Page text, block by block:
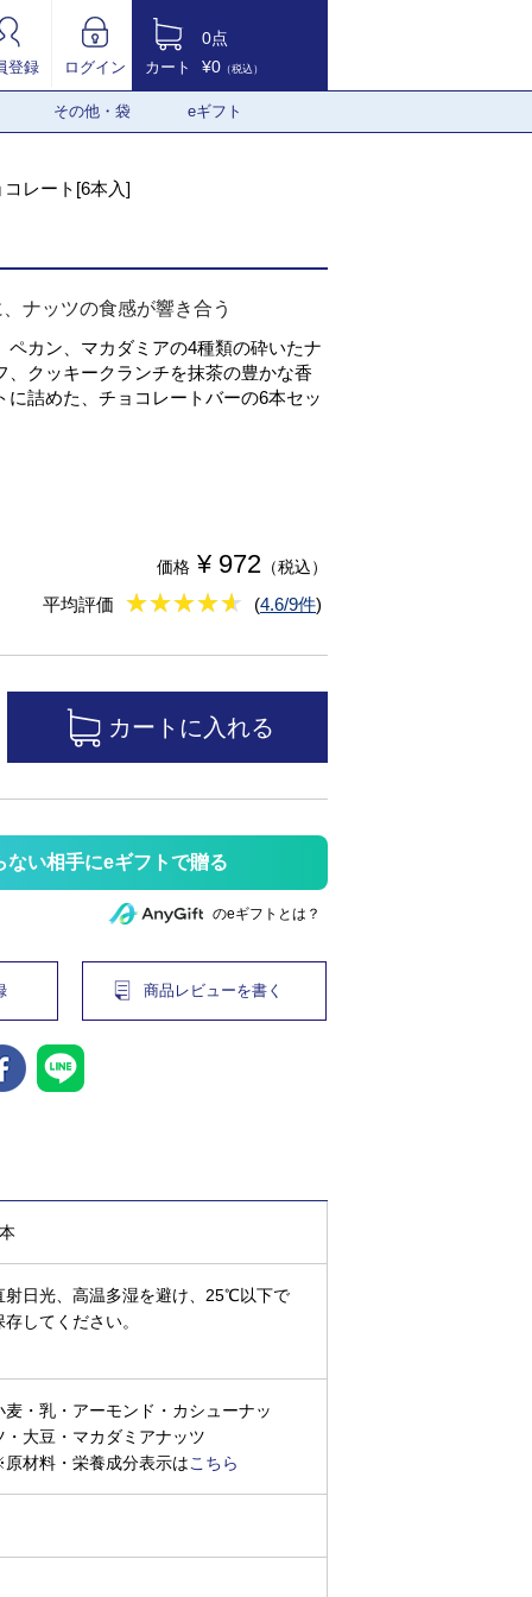
登録 ログイン カート
0点
¥0 （税込）
その他・袋 eギフト
レート[6本入]
ナッツの食感が響き合う
ペカン、マカダミアの4種類の砕いたナ
、クッキークランチを抹茶の豊かな香
に詰めた、チョコレートバーの6本セッ
価格 ¥ 972 （税込）
平均評価 ★★★★★
★★★★★ (4.6/9件)
ない相手にeギフトで贈る
のeギフトとは？
商品レビューを書く
射日光、高温多湿を避け、25℃以下で
存してください。
麦・乳・アーモンド・カシューナッ
・大豆・マカダミアナッツ
材料・栄養成分表示はこちら